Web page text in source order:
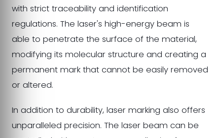
with strict traceability and identification
regulations. The laser's high-energy beam is
able to penetrate the surface of the material,
modifying its molecular structure and creating a
permanent mark that cannot be easily removed
or altered.
In addition to durability, laser marking also offers
unparalleled precision. The laser beam can be